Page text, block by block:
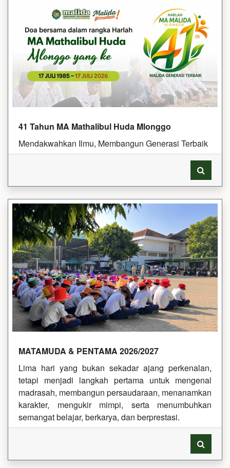
41 Tahun MA Mathalibul Huda Mlonggo
Mendakwahkan Ilmu, Membangun Generasi Terbaik
MATAMUDA & PENTAMA 2026/2027
Lima hari yang bukan sekadar ajang perkenalan,
tetapi menjadi langkah pertama untuk mengenal
madrasah, membangun persaudaraan, menanamkan
karakter, mengukir mimpi, serta menumbuhkan
semangat belajar, berkarya, dan berprestasi.